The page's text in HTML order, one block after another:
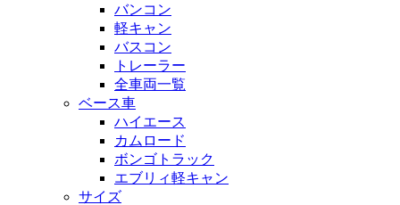
バンコン
軽キャン
バスコン
トレーラー
全車両一覧
ベース車
ハイエース
カムロード
ボンゴトラック
エブリィ軽キャン
サイズ